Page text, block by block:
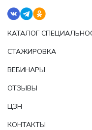
КАТАЛОГ
СТАЖИРОВКА
ВЕБИНАРЫ
ОТЗЫВЫ
ЦЗН
КОНТАКТЫ